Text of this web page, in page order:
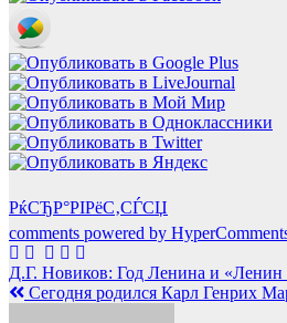
РќСЂР°РІРёС‚СЃСЏ
comments powered by
Навигация
по
Д.Г. Новиков: Год Ленина и «Ленин
Сегодня родился Карл Генрих